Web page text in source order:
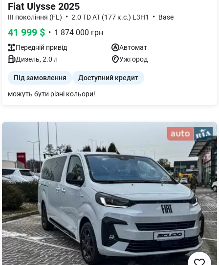
Fiat Ulysse 2025
III покоління (FL) • 2.0 TD AT (177 к.с.) L3H1 • Base
41 999 $ • 1 874 000 грн
Передній привід
Автомат
Дизель, 2.0 л Ужгород
Під замовлення Доступний кредит
можуть бути різні кольори!